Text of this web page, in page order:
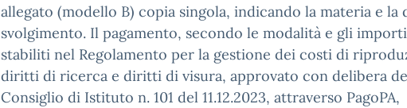
allegato (modello B) copia singola, indicando la materia e la
svolgimento. Il pagamento, secondo le modalità e gli importi
stabiliti nel Regolamento per la gestione dei costi di
diritti di ricerca e diritti di visura, approvato con delibera
Consiglio di Istituto n. 101 del 11.12.2023, attraverso PagoPA,